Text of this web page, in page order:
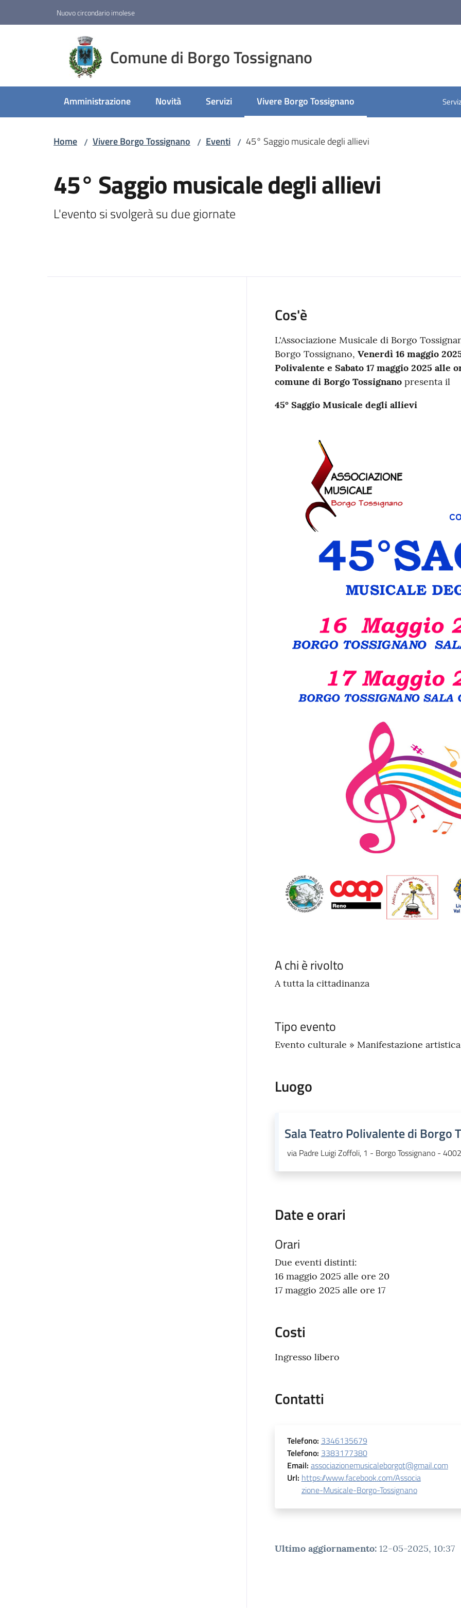
Nuovo circondario imolese
Comune di Borgo Tossignano
Amministrazione Novità Servizi Vivere Borgo Tossignano
Menu selezionato
Home / Vivere Borgo Tossignano / Eventi / 45° Saggio musicale degli allievi
45° Saggio musicale degli allievi
L'evento si svolgerà su due giornate
Cos'è
L'Associazione Musicale di Borgo
Borgo Tossignano, Venerdì 16 maggio
Polivalente e Sabato 17 maggio 2025 alle
comune di Borgo Tossignanopresenta il
45° Saggio Musicale degli allievi
A chi è rivolto
A tutta la cittadinanza
Tipo evento
Evento culturale » Manifestazione
Luogo
Sala Teatro Polivalente di Borgo
via Padre Luigi Zoffoli, 1 - Borgo Tossignano -
Date e orari
Orari
Due eventi distinti:
16 maggio 2025 alle ore 20
17 maggio 2025 alle ore 17
Costi
Ingresso libero
Contatti
Telefono: 3346135679
Telefono: 3383177380
Email: associazionemusicaleborgot@gmail.com
Url: https://www.facebook.com/Associa
zione-Musicale-Borgo-Tossignano
Ultimo aggiornamento: 12-05-2025, 10:37